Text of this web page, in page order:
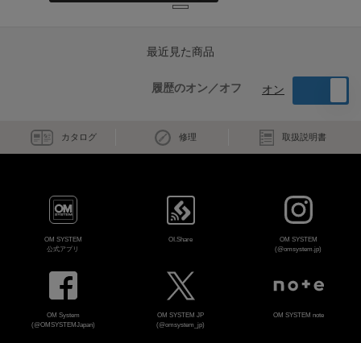
最近見た商品
履歴のオン／オフ オン
カタログ 修理 取扱説明書
OM SYSTEM
公式アプリ
OI.Share
OM SYSTEM
(@omsystem.jp)
OM System
(@OMSYSTEMJapan)
OM SYSTEM JP
(@omsystem_jp)
OM SYSTEM note